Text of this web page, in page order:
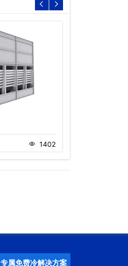
1402
专属免费冷解决方案